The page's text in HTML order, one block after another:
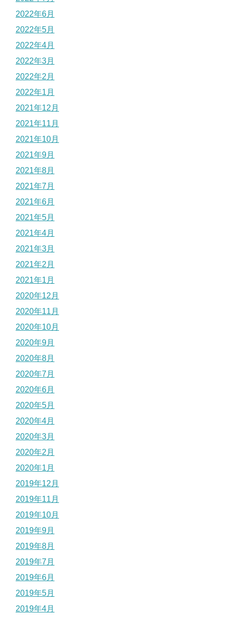
2022年6月
2022年5月
2022年4月
2022年3月
2022年2月
2022年1月
2021年12月
2021年11月
2021年10月
2021年9月
2021年8月
2021年7月
2021年6月
2021年5月
2021年4月
2021年3月
2021年2月
2021年1月
2020年12月
2020年11月
2020年10月
2020年9月
2020年8月
2020年7月
2020年6月
2020年5月
2020年4月
2020年3月
2020年2月
2020年1月
2019年12月
2019年11月
2019年10月
2019年9月
2019年8月
2019年7月
2019年6月
2019年5月
2019年4月